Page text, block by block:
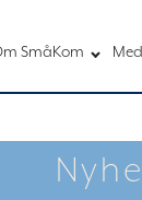
SmåKom